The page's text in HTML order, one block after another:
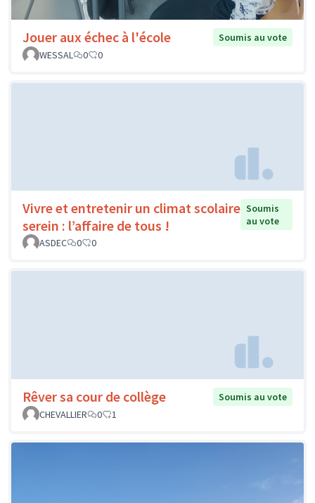
Jouer aux échec à l'école
Soumis au vote
WESSAL
0 0
Vivre et entretenir un climat scolaire
serein : l’affaire de tous !
Soumis
au vote
ASDEC
0 0
Rêver sa cour de collège
Soumis au vote
CHEVALLIER
0 1